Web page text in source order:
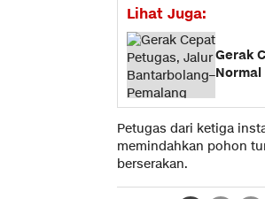
Lihat Juga:
Gerak
Petugas dari ketiga
memindahkan pohon
berserakan.